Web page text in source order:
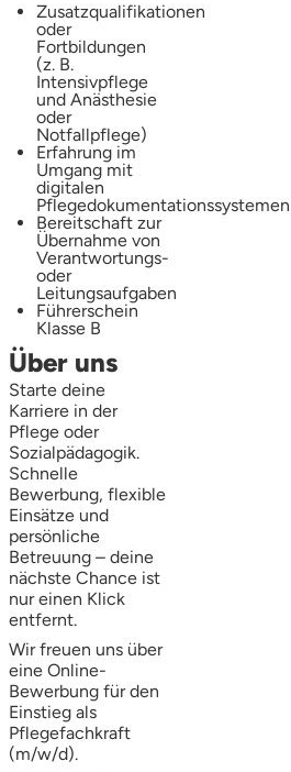
Zusatzqualifikationen
oder
Fortbildungen
(z. B.
Intensivpflege
und Anästhesie
oder
Notfallpflege)
Erfahrung im
Umgang mit
digitalen
Pflegedokumentationssystemen
Bereitschaft zur
Übernahme von
Verantwortungs-
oder
Leitungsaufgaben
Führerschein
Klasse B
Über uns
Starte deine
Karriere in der
Pflege oder
Sozialpädagogik.
Schnelle
Bewerbung, flexible
Einsätze und
persönliche
Betreuung – deine
nächste Chance ist
nur einen Klick
entfernt.
Wir freuen uns über
eine Online-
Bewerbung für den
Einstieg als
Pflegefachkraft
(m/w/d).